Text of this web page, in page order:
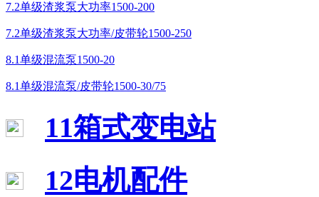
7.2单级渣浆泵大功率1500-200
7.2单级渣浆泵大功率/皮带轮1500-250
8.1单级混流泵1500-20
8.1单级混流泵/皮带轮1500-30/75
11箱式变电站
12电机配件